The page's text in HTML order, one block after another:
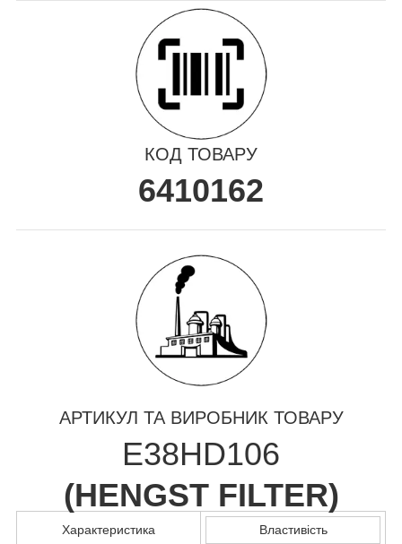
КОД ТОВАРУ
6410162
АРТИКУЛ ТА ВИРОБНИК ТОВАРУ
E38HD106
(HENGST FILTER)
Характеристика Властивість